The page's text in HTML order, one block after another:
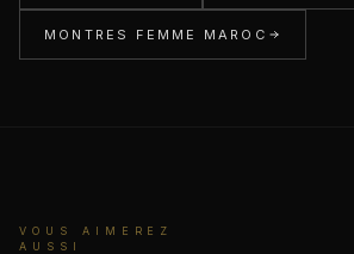
MONTRES FEMME MAROC
VOUS AIMEREZ
AUSSI